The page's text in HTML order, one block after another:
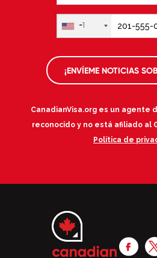
+1
¡ENVÍEME NOTICIAS
CanadianVisa.org es un agente
reconocido y no está afiliado al
Política de